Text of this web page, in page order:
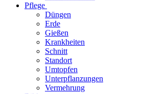
Pflege
Düngen
Erde
Gießen
Krankheiten
Schnitt
Standort
Umtopfen
Unterpflanzungen
Vermehrung